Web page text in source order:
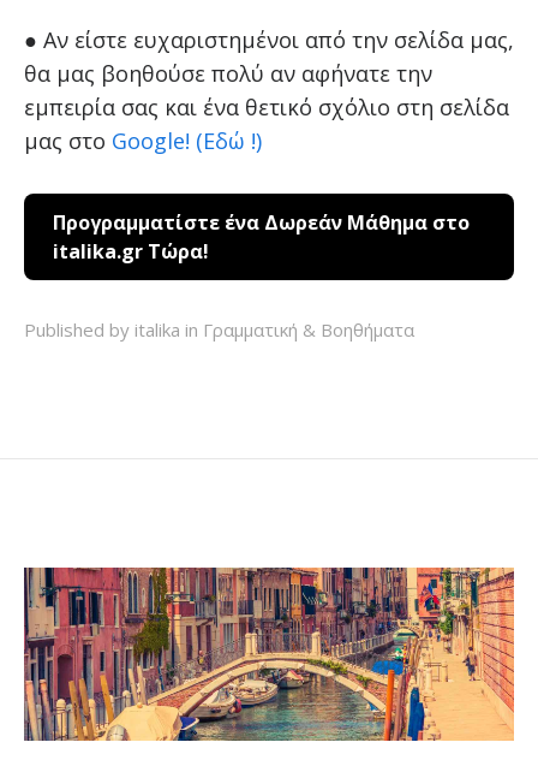
● Αν είστε ευχαριστημένοι από την σελίδα μας,
θα μας βοηθούσε πολύ αν αφήνατε την
εμπειρία σας και ένα θετικό σχόλιο στη σελίδα
μας στο Google! (Εδώ !)
Προγραμματίστε ένα Δωρεάν Μάθημα στο
italika.gr Τώρα!
Published by italika in Γραμματική & Βοηθήματα